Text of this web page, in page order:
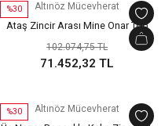
%30 Altınöz Mücevherat
Ataş Zincir Arası Mine Onar Top
Nazarlıklı Şık Yeşil Altın Bileklik
102.074,75 TL
71.452,32 TL
%30 Altınöz Mücevherat